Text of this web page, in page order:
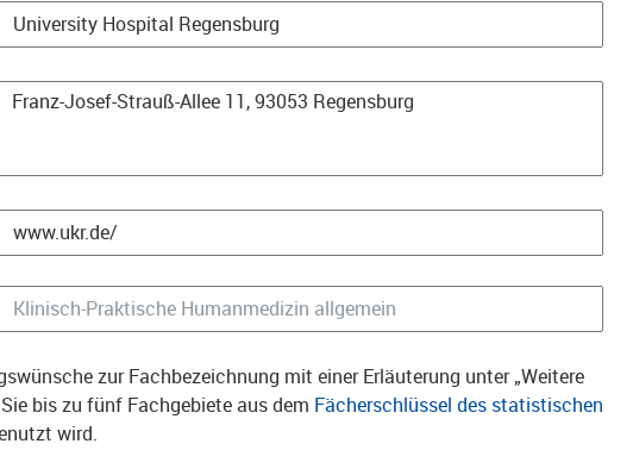
zur Fachbezeichnung mit einer Erläuterung unter „Weitere
bis zu fünf Fachgebiete aus dem Fächerschlüssel des statistischen
wird.